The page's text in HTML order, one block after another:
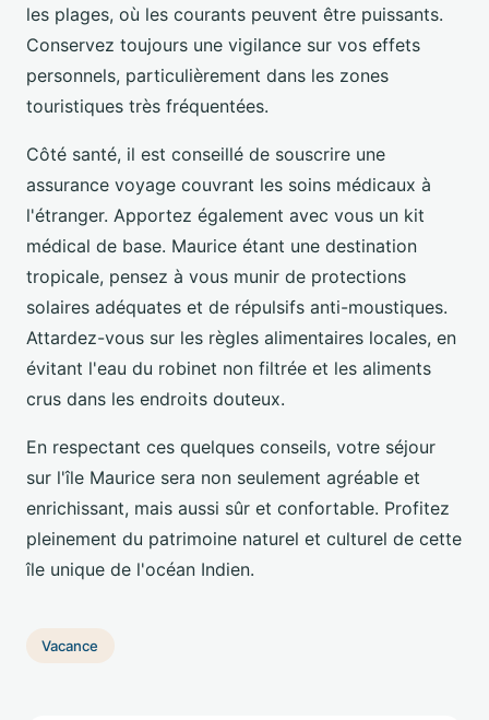
les plages, où les courants peuvent être puissants.
Conservez toujours une vigilance sur vos effets
personnels, particulièrement dans les zones
touristiques très fréquentées.
Côté santé, il est conseillé de souscrire une
assurance voyage couvrant les soins médicaux à
l'étranger. Apportez également avec vous un kit
médical de base. Maurice étant une destination
tropicale, pensez à vous munir de protections
solaires adéquates et de répulsifs anti-moustiques.
Attardez-vous sur les règles alimentaires locales, en
évitant l'eau du robinet non filtrée et les aliments
crus dans les endroits douteux.
En respectant ces quelques conseils, votre séjour
sur l'île Maurice sera non seulement agréable et
enrichissant, mais aussi sûr et confortable. Profitez
pleinement du patrimoine naturel et culturel de cette
île unique de l'océan Indien.
Vacance